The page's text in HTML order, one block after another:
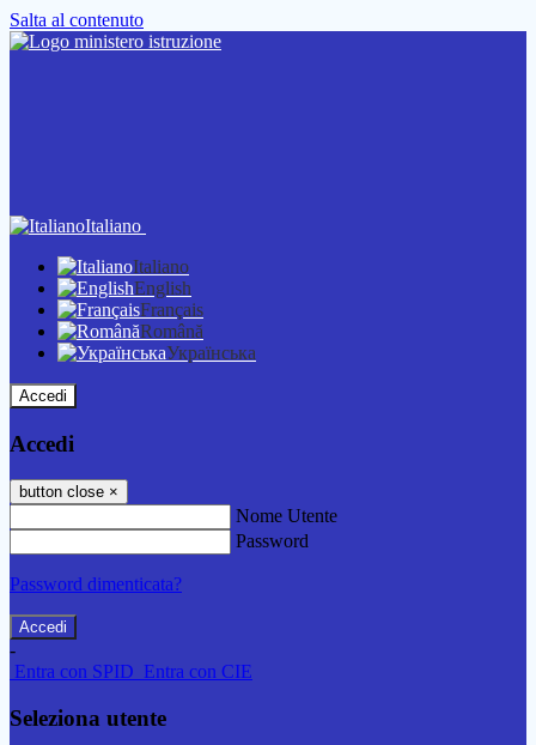
Salta al contenuto
Italiano
Italiano
English
Français
Română
Українська
Accedi
Accedi
button close ×
Nome Utente
Password
Password dimenticata?
-
Entra con SPID Entra con CIE
Seleziona utente